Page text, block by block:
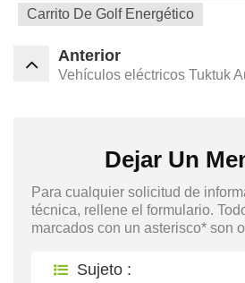
Carrito De Golf Energético
Anterior
Vehículos eléctricos Tuktuk
Dejar Un
Para cualquier solicitud de
técnica, rellene el formulario.
marcados con un asterisco* son
Sujeto :